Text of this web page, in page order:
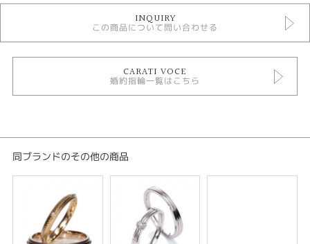
婚約指輪
婚約指輪コンビネーション
婚約指輪アンティーク
婚約指輪 サイドメレ
婚約指輪 バイカラー
Carati Voce 【CER-004】
S字カーブが優しく指に馴染み、ダイヤが一連になってリボンのようなイメ
ージのエンゲージリング。細身で、重ね着けにもぴったりのデザイン。
※価格にセンターダイヤの価格は含まれません。
INQUIRY
この商品について問い合わせる
CARATI VOCE
婚約指輪一覧はこちら
同ブランドのその他の商品